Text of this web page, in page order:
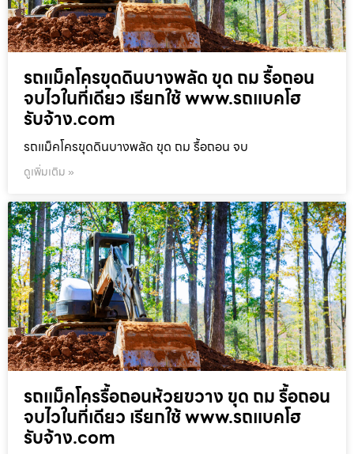
รถแม็คโครขุดดินบางพลัด ขุด ถม รื้อถอน
จบไวในที่เดียว เรียกใช้ www.รถแบคโฮ
รับจ้าง.com
รถแม็คโครขุดดินบางพลัด ขุด ถม รื้อถอน จบ
ดูเพิ่มเติม »
รถแม็คโครรื้อถอนห้วยขวาง ขุด ถม รื้อถอน
จบไวในที่เดียว เรียกใช้ www.รถแบคโฮ
รับจ้าง.com